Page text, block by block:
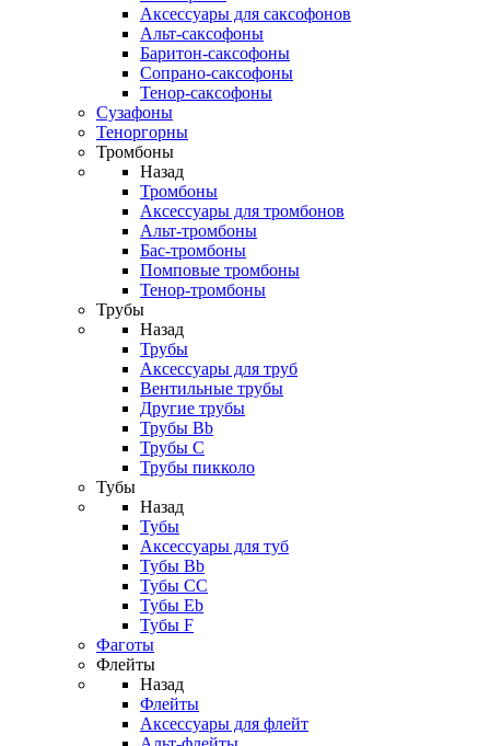
Аксессуары для саксофонов
Альт-саксофоны
Баритон-саксофоны
Сопрано-саксофоны
Тенор-саксофоны
Сузафоны
Теноргорны
Тромбоны
Назад
Тромбоны
Аксессуары для тромбонов
Альт-тромбоны
Бас-тромбоны
Помповые тромбоны
Тенор-тромбоны
Трубы
Назад
Трубы
Аксессуары для труб
Вентильные трубы
Другие трубы
Трубы Bb
Трубы C
Трубы пикколо
Тубы
Назад
Тубы
Аксессуары для туб
Тубы Bb
Тубы CC
Тубы Eb
Тубы F
Фаготы
Флейты
Назад
Флейты
Аксессуары для флейт